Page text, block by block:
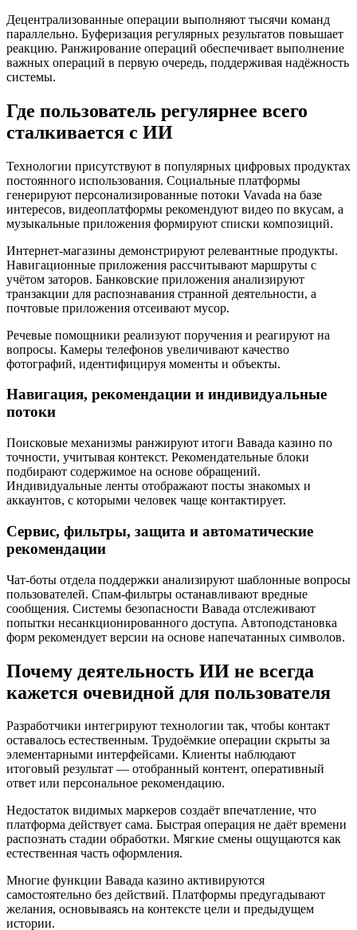
Децентрализованные операции выполняют тысячи команд
параллельно. Буферизация регулярных результатов повышает
реакцию. Ранжирование операций обеспечивает выполнение
важных операций в первую очередь, поддерживая надёжность
системы.
Где пользователь регулярнее всего
сталкивается с ИИ
Технологии присутствуют в популярных цифровых продуктах
постоянного использования. Социальные платформы
генерируют персонализированные потоки Vavada на базе
интересов, видеоплатформы рекомендуют видео по вкусам, а
музыкальные приложения формируют списки композиций.
Интернет-магазины демонстрируют релевантные продукты.
Навигационные приложения рассчитывают маршруты с
учётом заторов. Банковские приложения анализируют
транзакции для распознавания странной деятельности, а
почтовые приложения отсеивают мусор.
Речевые помощники реализуют поручения и реагируют на
вопросы. Камеры телефонов увеличивают качество
фотографий, идентифицируя моменты и объекты.
Навигация, рекомендации и индивидуальные
потоки
Поисковые механизмы ранжируют итоги Вавада казино по
точности, учитывая контекст. Рекомендательные блоки
подбирают содержимое на основе обращений.
Индивидуальные ленты отображают посты знакомых и
аккаунтов, с которыми человек чаще контактирует.
Сервис, фильтры, защита и автоматические
рекомендации
Чат-боты отдела поддержки анализируют шаблонные вопросы
пользователей. Спам-фильтры останавливают вредные
сообщения. Системы безопасности Вавада отслеживают
попытки несанкционированного доступа. Автоподстановка
форм рекомендует версии на основе напечатанных символов.
Почему деятельность ИИ не всегда
кажется очевидной для пользователя
Разработчики интегрируют технологии так, чтобы контакт
оставалось естественным. Трудоёмкие операции скрыты за
элементарными интерфейсами. Клиенты наблюдают
итоговый результат — отобранный контент, оперативный
ответ или персональное рекомендацию.
Недостаток видимых маркеров создаёт впечатление, что
платформа действует сама. Быстрая операция не даёт времени
распознать стадии обработки. Мягкие смены ощущаются как
естественная часть оформления.
Многие функции Вавада казино активируются
самостоятельно без действий. Платформы предугадывают
желания, основываясь на контексте цели и предыдущем
истории.